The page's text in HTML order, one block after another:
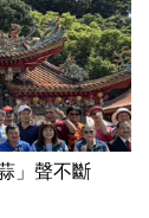
」聲不斷